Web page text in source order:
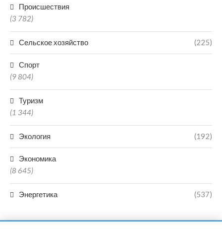
Происшествия
(3 782)
Сельское хозяйство (225)
Спорт
(9 804)
Туризм
(1 344)
Экология (192)
Экономика
(8 645)
Энергетика (537)